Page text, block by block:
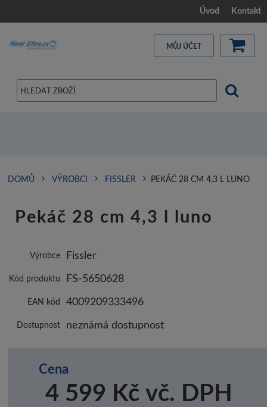
Úvod Kontakt
MŮJ ÚČET
DOMŮ VÝROBCI FISSLER PEKÁČ 28 CM 4,3 L LUNO
Pekáč 28 cm 4,3 l luno
Výrobce Fissler
Kód produktu FS-5650628
EAN kód 4009209333496
Dostupnost neznámá dostupnost
Cena
4 599 Kč vč. DPH